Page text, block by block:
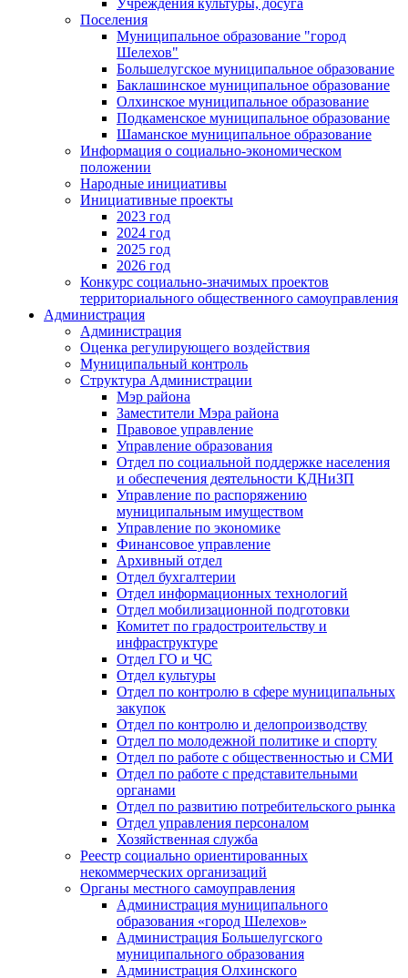
Поселения
Муниципальное образование "город
Шелехов"
Большелугское муниципальное образование
Баклашинское муниципальное образование
Олхинское муниципальное образование
Подкаменское муниципальное образование
Шаманское муниципальное образование
Информация о социально-экономическом
положении
Народные инициативы
Инициативные проекты
2023 год
2024 год
2025 год
2026 год
Конкурс социально-значимых проектов
территориального общественного самоуправления
Администрация
Администрация
Оценка регулирующего воздействия
Муниципальный контроль
Структура Администрации
Мэр района
Заместители Мэра района
Правовое управление
Управление образования
Отдел по социальной поддержке населения
и обеспечения деятельности КДНиЗП
Управление по распоряжению
муниципальным имуществом
Управление по экономике
Финансовое управление
Архивный отдел
Отдел бухгалтерии
Отдел информационных технологий
Отдел мобилизационной подготовки
Комитет по градостроительству и
инфраструктуре
Отдел ГО и ЧС
Отдел культуры
Отдел по контролю в сфере муниципальных
закупок
Отдел по контролю и делопроизводству
Отдел по молодежной политике и спорту
Отдел по работе с общественностью и СМИ
Отдел по работе с представительными
органами
Отдел по развитию потребительского рынка
Отдел управления персоналом
Хозяйственная служба
Реестр социально ориентированных
некоммерческих организаций
Органы местного самоуправления
Администрация муниципального
образования «город Шелехов»
Администрация Большелугского
муниципального образования
Администрация Олхинского